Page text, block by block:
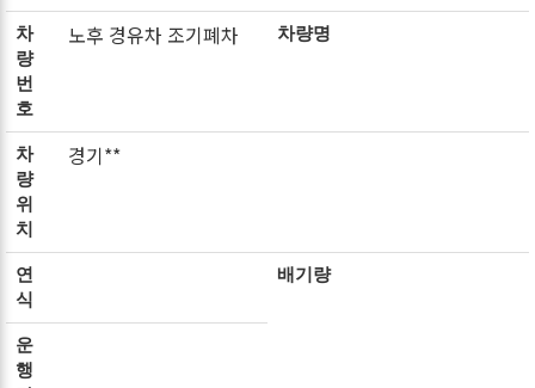
차
량
번
호
노후 경유차 조기폐차 차량명
차
량
위
치
경기**
연
식
배기량
운
행